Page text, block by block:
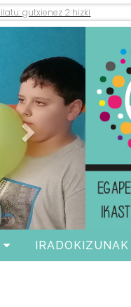
IRADOKIZUNAK